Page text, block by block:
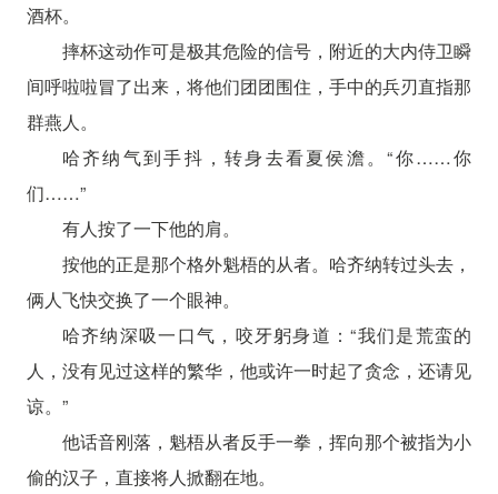
酒杯。
摔杯这动作可是极其危险的信号，附近的大内侍卫瞬
间呼啦啦冒了出来，将他们团团围住，手中的兵刃直指那
群燕人。
哈齐纳气到手抖，转身去看夏侯澹。“你……你
们……”
有人按了一下他的肩。
按他的正是那个格外魁梧的从者。哈齐纳转过头去，
俩人飞快交换了一个眼神。
哈齐纳深吸一口气，咬牙躬身道：“我们是荒蛮的
人，没有见过这样的繁华，他或许一时起了贪念，还请见
谅。”
他话音刚落，魁梧从者反手一拳，挥向那个被指为小
偷的汉子，直接将人掀翻在地。